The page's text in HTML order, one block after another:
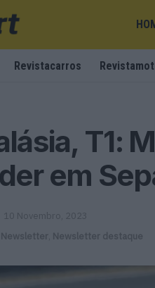
Revistacarros
T1:
em
10 Novembro, 2023
Newsletter Newsletter destaque